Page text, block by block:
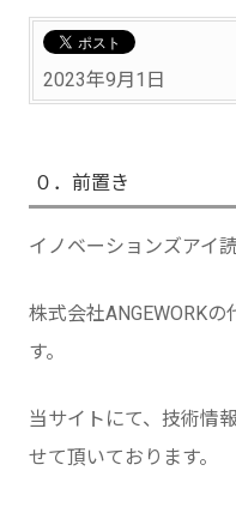
2023年9月1日
０．前置き
イノベーションズアイ
株式会社ANGEWORK
す。
当サイトにて、技術情
せて頂いております。